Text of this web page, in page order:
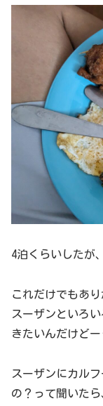
4泊くらいしたが
これだけでもあ
スーザンといろ
きたいんだけど
スーザンにカル
の？って聞いた